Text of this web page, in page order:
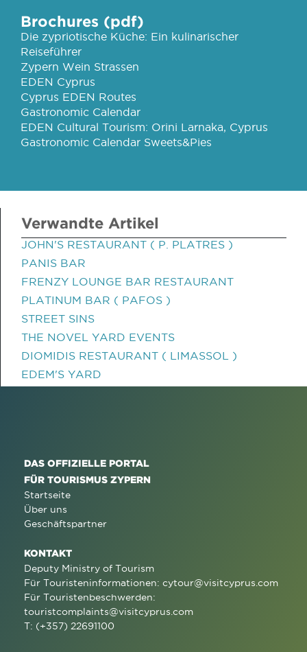
Brochures (pdf)
Die zypriotische Küche: Ein kulinarischer
Reiseführer
Zypern Wein Strassen
EDEN Cyprus
Cyprus EDEN Routes
Gastronomic Calendar
EDEN Cultural Tourism: Orini Larnaka, Cyprus
Gastronomic Calendar Sweets&Pies
Verwandte Artikel
JOHN'S RESTAURANT ( P. PLATRES )
PANIS BAR
FRENZY LOUNGE BAR RESTAURANT
PLATINUM BAR ( PAFOS )
STREET SINS
THE NOVEL YARD EVENTS
DIOMIDIS RESTAURANT ( LIMASSOL )
EDEM'S YARD
DAS OFFIZIELLE PORTAL
FÜR TOURISMUS ZYPERN
Startseite
Über uns
Geschäftspartner
KONTAKT
Deputy Ministry of Tourism
Für Touristeninformationen: cytour@visitcyprus.com
Für Touristenbeschwerden:
touristcomplaints@visitcyprus.com
T: (+357) 22691100